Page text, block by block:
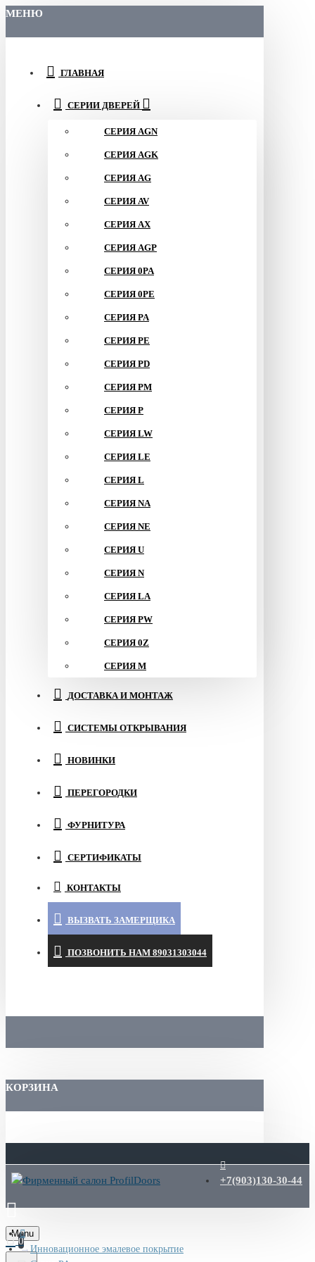
МЕНЮ
ГЛАВНАЯ
СЕРИИ ДВЕРЕЙ
СЕРИЯ AGN
СЕРИЯ AGK
СЕРИЯ AG
СЕРИЯ AV
СЕРИЯ AX
СЕРИЯ AGP
СЕРИЯ 0PA
СЕРИЯ 0PE
СЕРИЯ PA
СЕРИЯ PE
СЕРИЯ PD
СЕРИЯ PM
СЕРИЯ P
СЕРИЯ LW
СЕРИЯ LE
СЕРИЯ L
СЕРИЯ NA
СЕРИЯ NE
СЕРИЯ U
СЕРИЯ N
СЕРИЯ LA
СЕРИЯ PW
СЕРИЯ 0Z
СЕРИЯ M
ДОСТАВКА И МОНТАЖ
СИСТЕМЫ ОТКРЫВАНИЯ
НОВИНКИ
ПЕРЕГОРОДКИ
ФУРНИТУРА
СЕРТИФИКАТЫ
КОНТАКТЫ
ВЫЗВАТЬ ЗАМЕРЩИКА
ПОЗВОНИТЬ НАМ 89031303044
КОРЗИНА
+7(903)130-30-44
Menu
0
Инновационное эмалевое покрытие